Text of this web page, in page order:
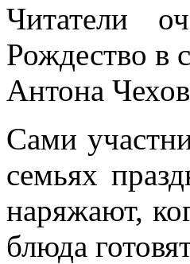
Читатели
Рождество в
Антона
Сами
семьях
наряжают,
блюда